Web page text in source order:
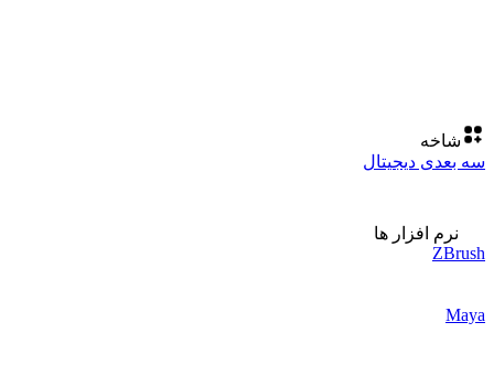
شاخه
سه بعدی دیجیتال
نرم افزار ها
ZBrush
Maya